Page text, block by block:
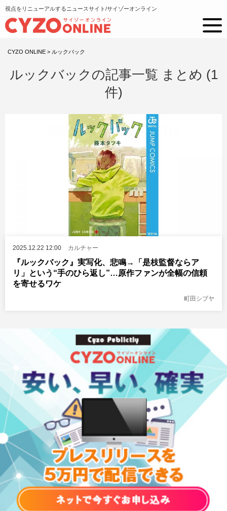
視点をリニューアルするニュースサイト/サイゾーオンライン
CYZO ONLINE > ルックバック
ルックバックの記事一覧 まとめ (1
件)
2025.12.22 12:00 カルチャー
『ルックバック』実写化、悲鳴→「是枝監督ならア
リ」という“手のひら返し”…原作ファンが全幅の信頼
を寄せるワケ
町田シブヤ